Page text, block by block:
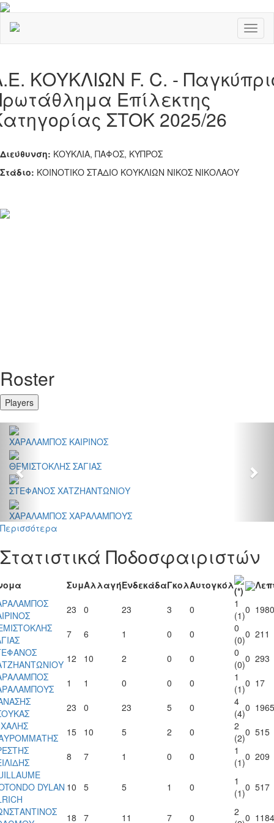
ΚΟΥΚΛΙΩΝ F. C. -
Επίλεκτης
ΣΤΟΚ 2025/26
Διεύθυνση: ΚΟΥΚΛΙΑ, ΠΑΦΟΣ, ΚΥΠΡΟΣ
Στάδιο: ΚΟΙΝΟΤΙΚΟ ΣΤΑΔΙΟ ΚΟΥΚΛΙΩΝ ΝΙΚΟΣ ΝΙΚΟΛΑΟΥ
Roster
Players
ΧΑΡΑΛΑΜΠΟΣ ΚΑΙΡΙΝΟΣ
ΘΕΜΙΣΤΟΚΛΗΣ ΣΑΓΙΑΣ
ΣΤΕΦΑΝΟΣ ΧΑΤΖΗΑΝΤΩΝΙΟΥ
ΧΑΡΑΛΑΜΠΟΣ ΧΑΡΑΛΑΜΠΟΥΣ
Περισσότερα
Στατιστικά Ποδοσφαιριστών
ΣυμΑλλαγήΕνδεκάδαΓκολΑυτογκόλ
(*)
23 0 23 3 0
1
(1)0 1980
7 6 1 0 0
0
(0)0 211
12 10 2 0 0
0
(0)0 293
1 1 0 0 0
1
(1)0 17
23 0 23 5 0
4
(4)0 1965
15 10 5 2 0
2
(2)0 515
8 7 1 0 0
1
(1)0 209
DYLAN 10 5 5 1 0
1
(1)0 517
18 7 11 7 0
2 0 1184